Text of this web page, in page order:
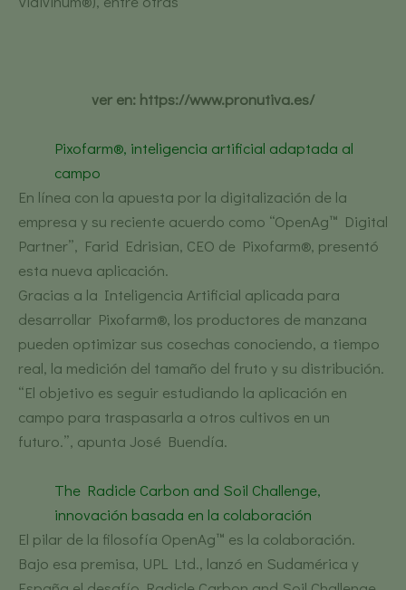
ver en: https://www.pronutiva.es/
Pixofarm®, inteligencia artificial adaptada al
campo
En línea con la apuesta por la digitalización de la
empresa y su reciente acuerdo como “OpenAg™ Digital
Partner”, Farid Edrisian, CEO de Pixofarm®, presentó
esta nueva aplicación.
Gracias a la Inteligencia Artificial aplicada para
desarrollar Pixofarm®, los productores de manzana
pueden optimizar sus cosechas conociendo, a tiempo
real, la medición del tamaño del fruto y su distribución.
“El objetivo es seguir estudiando la aplicación en
campo para traspasarla a otros cultivos en un
futuro.”, apunta José Buendía.
The Radicle Carbon and Soil Challenge,
innovación basada en la colaboración
El pilar de la filosofía OpenAg™ es la colaboración.
Bajo esa premisa, UPL Ltd., lanzó en Sudamérica y